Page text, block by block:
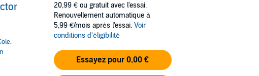
,
20,99 € ou gratuit avec l'essai.
Renouvellement automatique à
5,99 €/mois après l'essai. Voir
conditions d'éligibilité
Essayez pour 0,00 €